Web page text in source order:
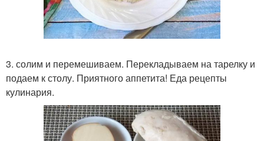
3. солим и перемешиваем. Перекладываем на тарелку и
подаем к столу. Приятного аппетита! Еда рецепты
кулинария.